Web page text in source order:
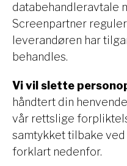
databehandleravtale
Screenpartner
leverandøren har
behandles.
Vi vil slette
håndtert din
vår rettslige
samtykket tilbake
forklart nedenfor.